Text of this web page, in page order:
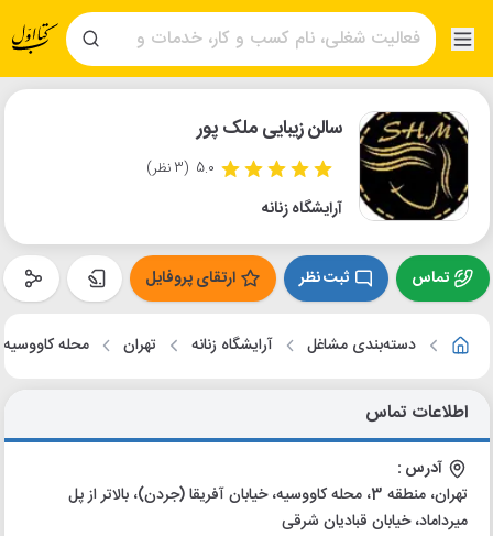
سالن زیبایی ملک پور
5.0 (3 نظر)
آرایشگاه زنانه
تماس ثبت نظر ارتقای پروفایل
دسته‌بندی مشاغل آرایشگاه زنانه تهران محله کاووسیه
اطلاعات تماس
آدرس :
تهران، منطقه 3، محله کاووسیه، خیابان آفریقا (جردن)، بالاتر از پل
میرداماد، خیابان قبادیان شرقی